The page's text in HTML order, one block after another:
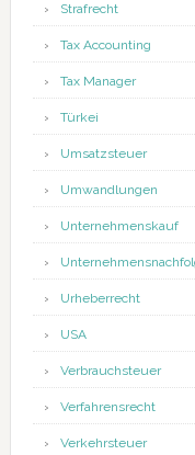
Strafrecht
Tax Accounting
Tax Manager
Türkei
Umsatzsteuer
Umwandlungen
Unternehmenskauf
Urheberrecht
USA
Verbrauchsteuer
Verfahrensrecht
Verkehrsteuer